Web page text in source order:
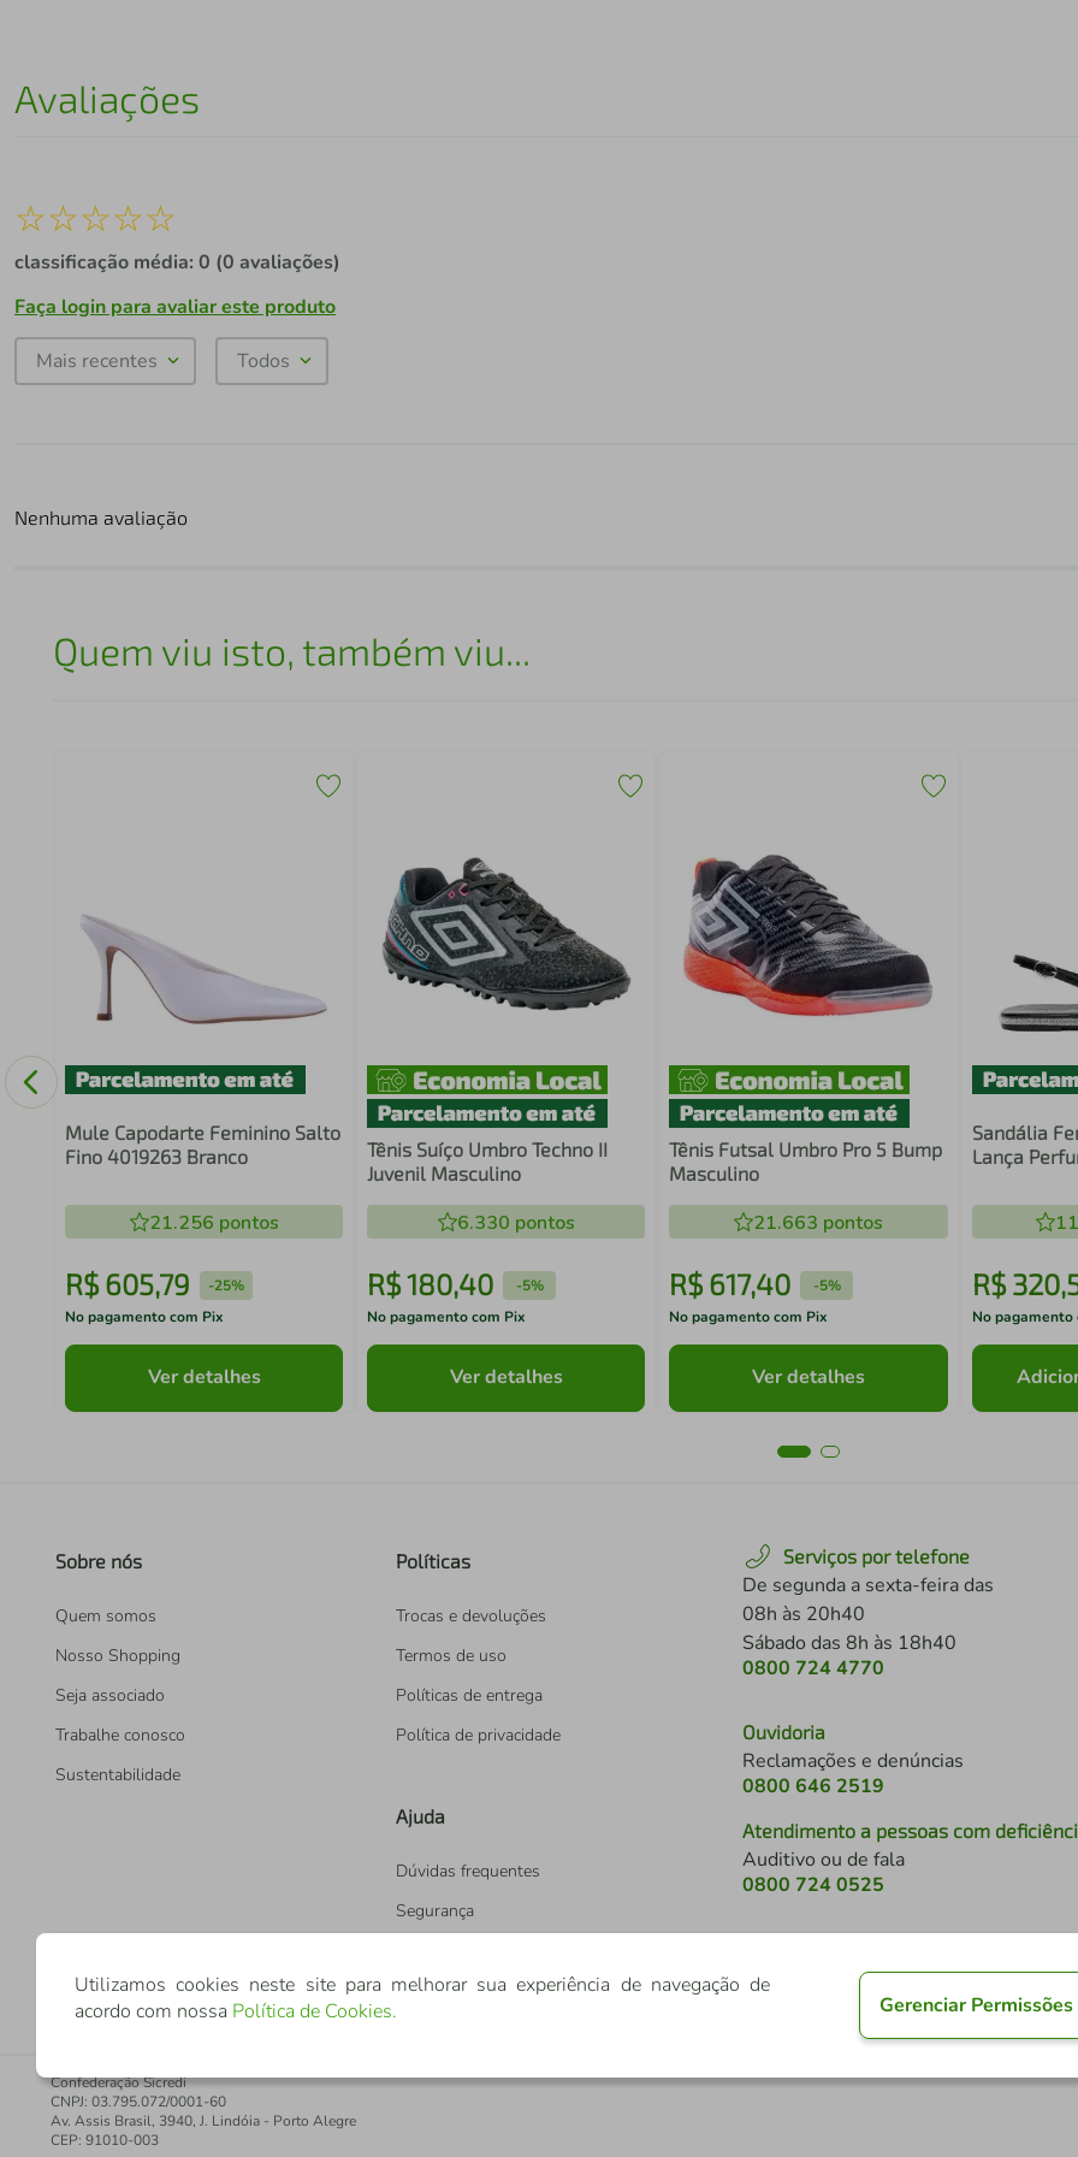
Avaliações
☆☆☆☆☆
classificação média: 0 (0 avaliações)
Faça login para avaliar este produto
Mais recentes Todos
Nenhuma avaliação
Quem viu isto, também viu...
Mule Capodarte Feminino Salto
Fino 4019263 Branco
21.256 pontos
R$ 605,79 -25%
No pagamento com Pix
Ver detalhes
Tênis Suíço Umbro Techno II
Juvenil Masculino
6.330 pontos
R$180,40 -5%
No pagamento com Pix
Ver detalhes
Tênis Futsal Umbro Pro 5 Bump
Masculino
21.663 pontos
R$617,40 -5%
No pagamento com Pix
Ver detalhes
Sandália
Lança
R$ 320,
No pagamento
Sobre nós
Quem somos
Nosso Shopping
Seja associado
Trabalhe conosco
Sustentabilidade
Políticas
Trocas e devoluções
Termos de uso
Políticas de entrega
Política de privacidade
Ajuda
Dúvidas frequentes
Segurança
Serviços por telefone
De segunda a sexta-feira das
08h às 20h40
Sábado das 8h às 18h40
0800 724 4770
Ouvidoria
Reclamações e denúncias
0800 646 2519
Atendimento a pessoas com
Auditivo ou de fala
0800 724 0525
Confederação Sicredi
CNPJ: 03.795.072/0001-60
Av. Assis Brasil, 3940, J. Lindóia - Porto Alegre
CEP: 91010-003
Utilizamos cookies neste site para melhorar sua experiência de navegação de
acordo com nossa Política de Cookies. Gerenciar